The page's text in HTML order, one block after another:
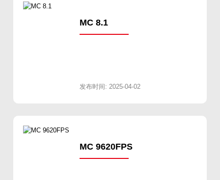
MC 8.1
发布时间: 2025-04-02
MC 9620FPS